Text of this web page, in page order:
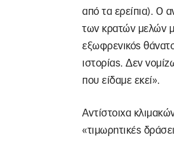
από τα ερείπια). Ο
των κρατών μελών
εξωφρενικός
ιστορίας. Δεν
που είδαμε εκεί».
Αντίστοιχα
«τιμωρητικές